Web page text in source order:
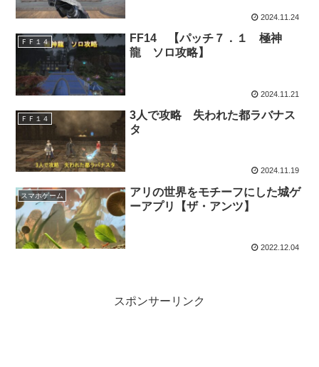
2024.11.24
ＦＦ１４
FF14 【パッチ７．１ 極神
龍 ソロ攻略】
2024.11.21
ＦＦ１４
3人で攻略 失われた都ラバナス
タ
2024.11.19
スマホゲーム
アリの世界をモチーフにした城ゲ
ーアプリ【ザ・アンツ】
2022.12.04
スポンサーリンク